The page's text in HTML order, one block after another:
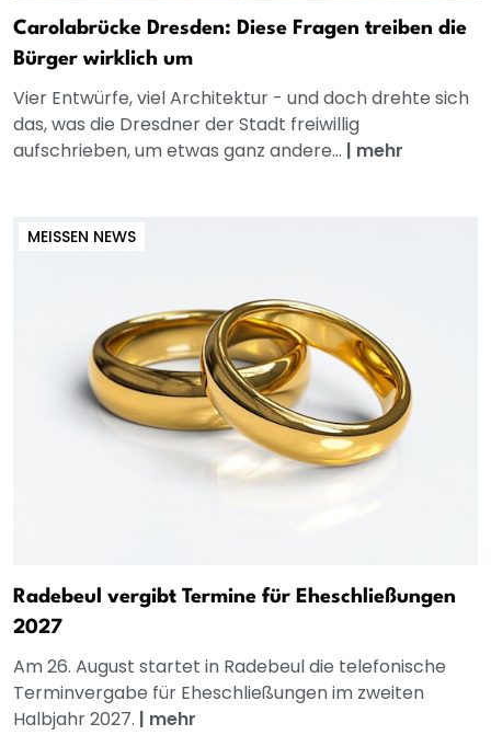
Carolabrücke Dresden: Diese Fragen treiben die
Bürger wirklich um
Vier Entwürfe, viel Architektur - und doch drehte sich
das, was die Dresdner der Stadt freiwillig
aufschrieben, um etwas ganz andere... | mehr
MEISSEN NEWS
Radebeul vergibt Termine für Eheschließungen
2027
Am 26. August startet in Radebeul die telefonische
Terminvergabe für Eheschließungen im zweiten
Halbjahr 2027. | mehr